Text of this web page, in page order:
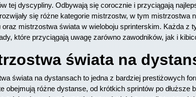
tej dyscypliny. Odbywają się corocznie i przyciągają
się różne kategorie mistrzostw, w tym mistrzostwa
oraz mistrzostwa świata w wieloboju sprinterskim. Każda z
które przyciągają uwagę zarówno zawodników, jak i
świata na
świata na dystansach to jedna z bardziej prestiżowych
obejmują różne dystanse, od krótkich sprintów po